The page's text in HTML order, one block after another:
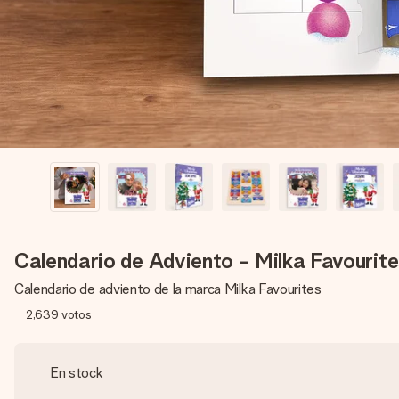
Calendario de Adviento - Milka
Calendario de adviento de la marca Milka Favourites
2,639 votos
En stock